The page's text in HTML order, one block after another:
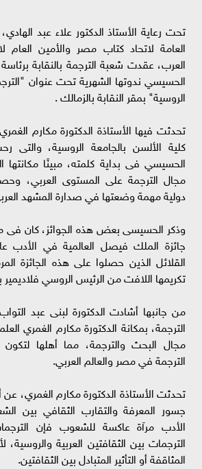
تحت رعاية الأستاذ الدكتور علاء عبد
العامة لاتحاد كتاب مصر والأمين العام
العرب، عقدت شعبة الترجمة بالنقابة
الحسيسي ندوتها الشهرية تحت عنوان
الروسية" بمقر النقابة بالزمالك .
تحدثت فيها الأستاذة الدكتورة مكارم
كلية الألسن بالجامعة الروسية، والتى
الحسيسي فى بداية كلمته، مبينًا مكانتها
مجال الترجمة على المستوى العربي،
دولية مهمة وضعتها في صدارة المشهد
وذكر الحسيسى بعض هذه الجوائز، كان فى
القلائل الذين حصلوا على هذه الجائزة
تكريمها اللافت من الرئيس الروسي فلاديمير
من جانبها أشادت الدكتورة لبنى عبد
الترجمة، بمكانة الدكتورة مكارم الغمري
مجال البحث والترجمة، مما أهلها
الترجمة في مصر والعالم العربي.
تحدثت الأستاذة الدكتورة مكارم الغمري،
جسور المعرفة والتقارب الثقافي بين
الأدب مرآة عاكسة للشعوب فإن
الترجمات بين الثقافتين العربية
المثاقفة أو التأثير المتبادل بين الثقافتين.